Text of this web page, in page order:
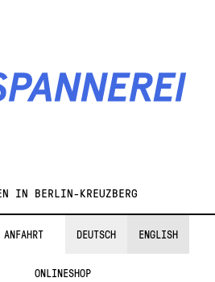
IN BERLIN-KREUZBERG
ANFAHRT DEUTSCH ENGLISH
ONLINESHOP